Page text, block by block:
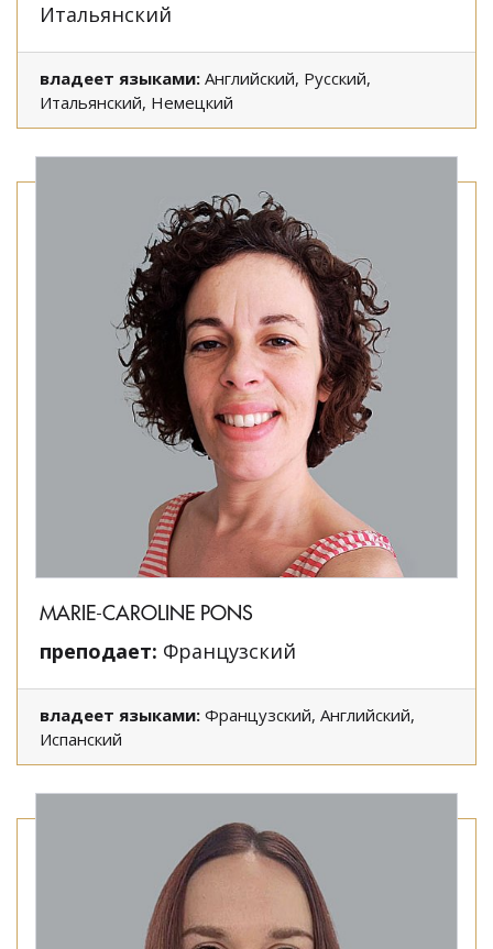
Итальянский
владеет языками: Английский, Русский,
Итальянский, Немецкий
MARIE-CAROLINE PONS
преподает: Французский
владеет языками: Французский, Английский,
Испанский